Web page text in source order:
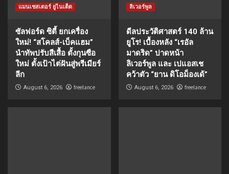
แมนเชสเตอร์ ยูไนเต็ด
ซัลฟอร์ด ซิตี้ ยกเครื่อง
ใหม่! “สโคลส์-เบ็คแฮม”
นำทัพปรับสีเสื้อ ตั้งกุนซือ
ใหม่ ตั้งเป้าไต่ฝันสู่พรีเมียร์
ลีก
August 6, 2026 freelance
ลิเวอร์พูล
ดีลประวัติศาสตร์ 140 ล้าน
ยูโร! เบื้องหลัง “เรอัล
มาดริด” ปาดหน้า
ลิเวอร์พูล และ เปแอสเช
คว้าตัว “ยาน ดิโอม็องเด้”
August 6, 2026 freelance